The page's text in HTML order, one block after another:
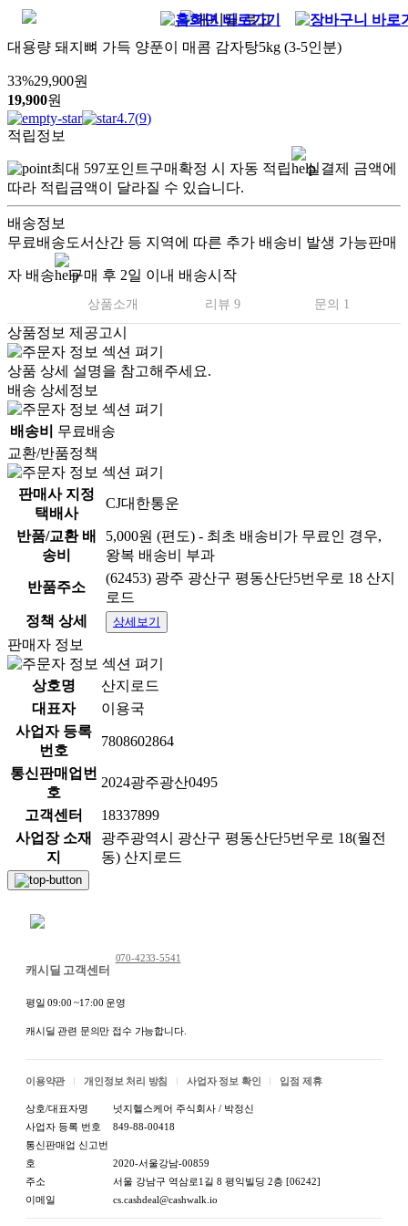
대용량 돼지뼈 가득 양푼이 매콤 감자탕5kg (3-5인분)
33%29,900원
19,900원
4.7(9)
적립정보
최대 597포인트구매확정 시 자동 적립
실결제 금액에
따라 적립금액이 달라질 수 있습니다.
배송정보
무료배송도서산간 등 지역에 따른 추가 배송비 발생 가능판매
자 배송 구매 후 2일 이내 배송시작
상품소개 리뷰 9 문의 1
상품정보 제공고시
상품 상세 설명을 참고해주세요.
배송 상세정보
배송비
무료배송
교환/반품정책
판매사 지정
택배사
CJ대한통운
반품/교환 배
송비
5,000원 (편도) - 최초 배송비가 무료인 경우,
왕복 배송비 부과
반품주소
(62453) 광주 광산구 평동산단5번우로 18 산지
로드
정책 상세
상세보기
판매자 정보
상호명
산지로드
대표자
이용국
사업자 등록
번호
7808602864
통신판매업번
호
2024광주광산0495
고객센터
18337899
사업장 소재
지
광주광역시 광산구 평동산단5번우로 18(월전
동) 산지로드
캐시딜 고객센터
070-4233-5541
평일 09:00 ~17:00 운영
캐시딜 관련 문의만 접수 가능합니다.
이용약관 개인정보 처리 방침 사업자 정보 확인 입점 제휴
상호/대표자명
넛지헬스케어 주식회사 / 박정신
사업자 등록 번호
849-88-00418
통신판매업 신고번
호
2020-서울강남-00859
주소
서울 강남구 역삼로1길 8 평익빌딩 2층 [06242]
이메일
cs.cashdeal@cashwalk.io